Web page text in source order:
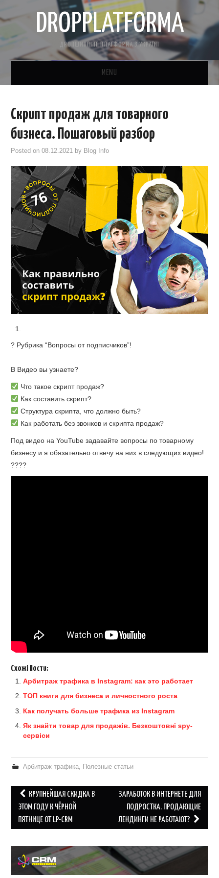
DROPPLATFORMA
ДРОПШИППІНГ ПЛАТФОРМА В УКРАЇНІ
MENU
КОНТАКТНА ІНФОРМАЦІЯ
ПРО НАС
САЙТ БЕЗКОШТОВНО
CRM ДЛЯ ТОВАРКИ
Скрипт продаж для товарного
бизнеса. Пошаговый разбор
Posted on08.12.2021 by Blog Info
? Рубрика “Вопросы от подписчиков”!
В Видео вы узнаете?
Что такое скрипт продаж?
Как составить скрипт?
Структура скрипта, что должно быть?
Как работать без звонков и скрипта продаж?
Под видео на YouTube задавайте вопросы по товарному
бизнесу и я обязательно отвечу на них в следующих видео!
????
Схожі Пости:
Арбитраж трафика в Instagram: как это работает
ТОП книги для бизнеса и личностного роста
Как получать больше трафика из Instagram
Як знайти товар для продажів. Безкоштовні spy-
сервіси
Арбитраж трафика, Полезные статьи
Post
navigation
КРУПНЕЙШАЯ СКИДКА В
ЭТОМ ГОДУ К ЧЁРНОЙ
ПЯТНИЦЕ ОТ LP-CRM
ЗАРАБОТОК В ИНТЕРНЕТЕ ДЛЯ
ПОДРОСТКА. ПРОДАЮЩИЕ
ЛЕНДИНГИ НЕ РАБОТАЮТ?